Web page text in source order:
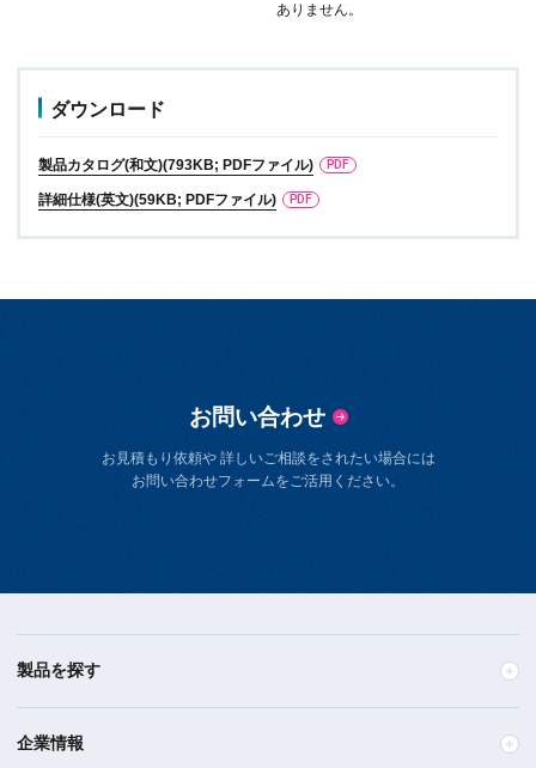
ありません。
ダウンロード
製品カタログ(和文)(793KB; PDFファイル)
詳細仕様(英文)(59KB; PDFファイル)
お問い合わせ
お見積もり依頼や 詳しいご相談をされたい場合には
お問い合わせフォームをご活用ください。
製品を探す
企業情報